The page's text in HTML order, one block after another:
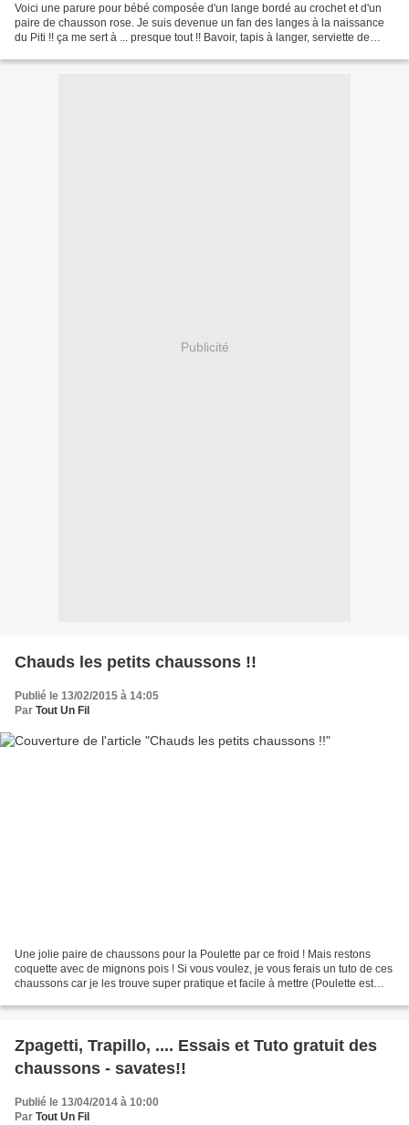
Voici une parure pour bébé composée d'un lange bordé au crochet et d'un
paire de chausson rose. Je suis devenue un fan des langes à la naissance
du Piti !! ça me sert à ... presque tout !! Bavoir, tapis à langer, serviette de
Publicité
Chauds les petits chaussons !!
Publié le 13/02/2015 à 14:05
Par Tout Un Fil
Une jolie paire de chaussons pour la Poulette par ce froid ! Mais restons
coquette avec de mignons pois ! Si vous voulez, je vous ferais un tuto de ces
chaussons car je les trouve super pratique et facile à mettre (Poulette est
Zpagetti, Trapillo, .... Essais et Tuto gratuit des
chaussons - savates!!
Publié le 13/04/2014 à 10:00
Par Tout Un Fil